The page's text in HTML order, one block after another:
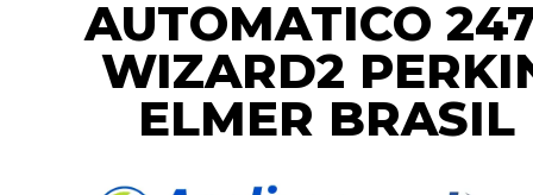
AUTOMATICO
WIZARD2
ELMER BRASIL